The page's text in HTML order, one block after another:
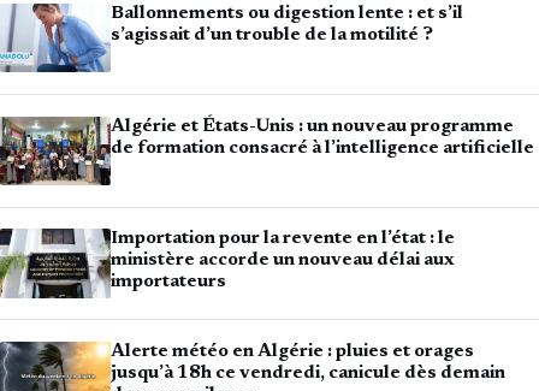
Ballonnements ou digestion lente : et s’il
s’agissait d’un trouble de la motilité ?
Algérie et États-Unis : un nouveau programme
de formation consacré à l’intelligence artificielle
Importation pour la revente en l’état : le
ministère accorde un nouveau délai aux
importateurs
Alerte météo en Algérie : pluies et orages
jusqu’à 18h ce vendredi, canicule dès demain